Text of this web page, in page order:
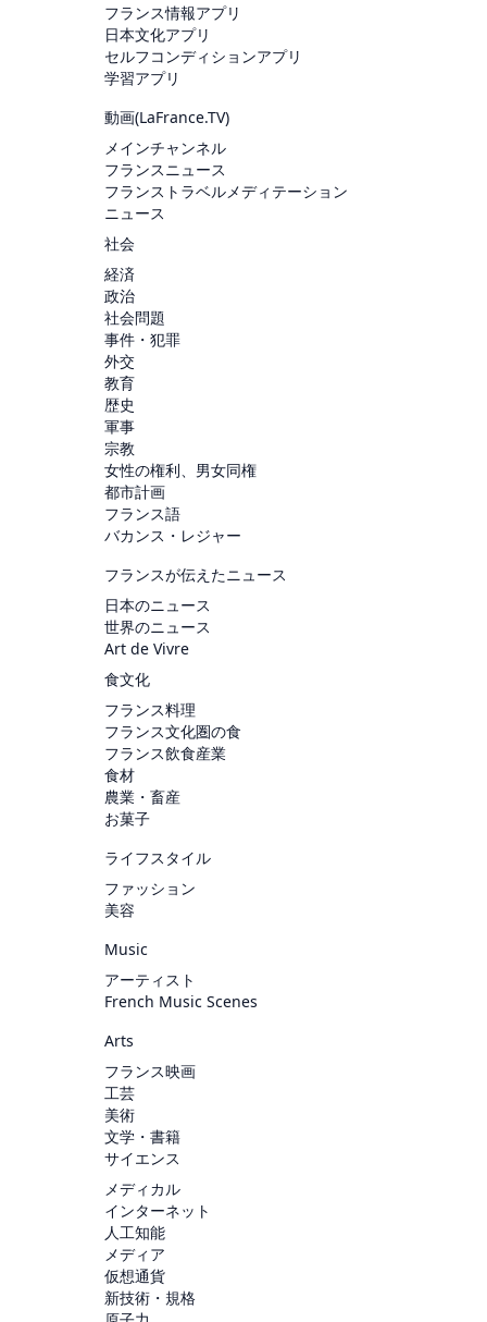
フランス情報アプリ
日本文化アプリ
セルフコンディションアプリ
学習アプリ
動画(LaFrance.TV)
メインチャンネル
フランスニュース
フランストラベルメディテーション
ニュース
社会
経済
政治
社会問題
事件・犯罪
外交
教育
歴史
軍事
宗教
女性の権利、男女同権
都市計画
フランス語
バカンス・レジャー
フランスが伝えたニュース
日本のニュース
世界のニュース
Art de Vivre
食文化
フランス料理
フランス文化圏の食
フランス飲食産業
食材
農業・畜産
お菓子
ライフスタイル
ファッション
美容
Music
アーティスト
French Music Scenes
Arts
フランス映画
工芸
美術
文学・書籍
サイエンス
メディカル
インターネット
人工知能
メディア
仮想通貨
新技術・規格